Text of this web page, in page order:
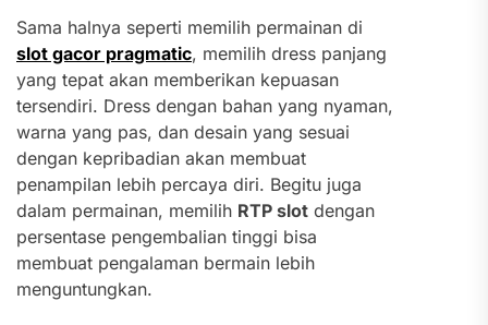
Sama halnya seperti memilih permainan di
slot gacor pragmatic, memilih dress panjang
yang tepat akan memberikan kepuasan
tersendiri. Dress dengan bahan yang nyaman,
warna yang pas, dan desain yang sesuai
dengan kepribadian akan membuat
penampilan lebih percaya diri. Begitu juga
dalam permainan, memilih RTP slot dengan
persentase pengembalian tinggi bisa
membuat pengalaman bermain lebih
menguntungkan.